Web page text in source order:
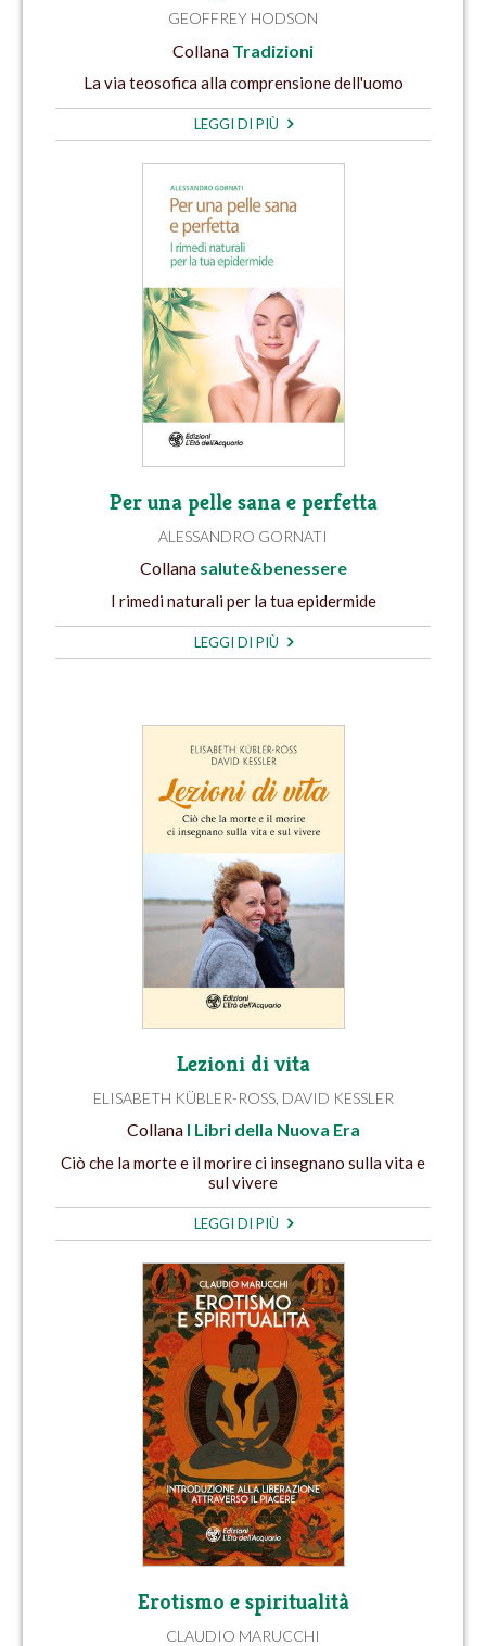
GEOFFREY HODSON
Collana Tradizioni
La via teosofica alla comprensione dell'uomo
LEGGI DI PIÙ
Per una pelle sana e perfetta
ALESSANDRO GORNATI
Collana salute&benessere
I rimedi naturali per la tua epidermide
LEGGI DI PIÙ
Lezioni di vita
ELISABETH KÜBLER-ROSS, DAVID KESSLER
Collana I Libri della Nuova Era
Ciò che la morte e il morire ci insegnano sulla vita e
sul vivere
LEGGI DI PIÙ
Erotismo e spiritualità
CLAUDIO MARUCCHI